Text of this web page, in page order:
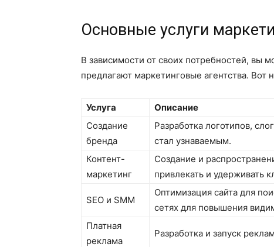
Основные услуги
В зависимости от своих потребностей, вы
предлагают маркетинговые агентства. Вот
Услуга
Описание
Создание
бренда
Разработка логотипов,
стал узнаваемым.
Контент-
маркетинг
Создание и
привлекать и удерживать
SEO и SMM
Оптимизация сайта для
сетях для повышения
Платная
реклама
Разработка и запуск